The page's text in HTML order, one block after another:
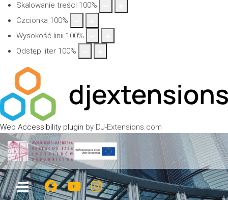
Skalowanie treści 100%
Czcionka 100%
Wysokość linii 100%
Odstęp liter 100%
Web Accessibility plugin by DJ-Extensions.com